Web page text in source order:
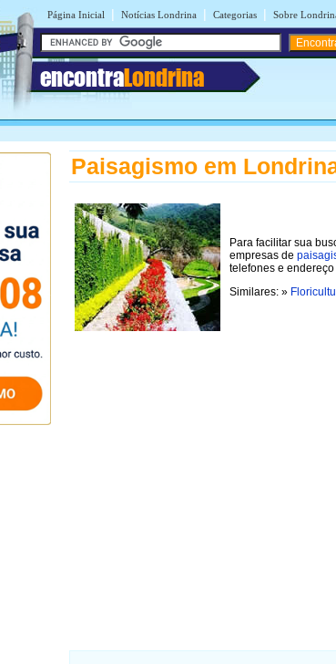
Página Inicial | Notícias Londrina | Categorias | Sobre
encontraLondrina
Paisagismo em
Para facilitar sua
empresas de
telefones e endereço
Similares: »